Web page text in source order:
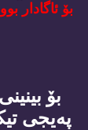
بۆ ئاگادار
بۆ
په‌یجی